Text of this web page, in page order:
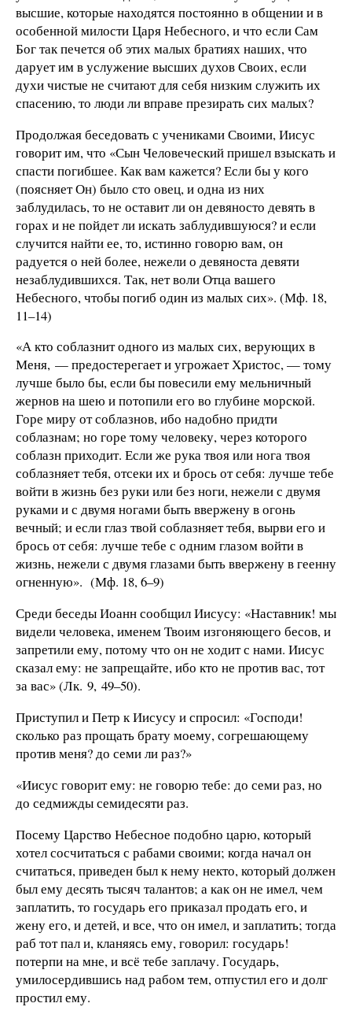
высшие, которые находятся постоянно в общении и в
особенной милости Царя Небесного, и что если Сам
Бог так печется об этих малых братиях наших, что
дарует им в услужение высших духов Своих, если
духи чистые не считают для себя низким служить их
спасению, то люди ли вправе презирать сих малых?
Продолжая беседовать с учениками Своими, Иисус
говорит им, что «Сын Человеческий пришел взыскать и
спасти погибшее. Как вам кажется? Если бы у кого
(поясняет Он) было сто овец, и одна из них
заблудилась, то не оставит ли он девяносто девять в
горах и не пойдет ли искать заблудившуюся? и если
случится найти ее, то, истинно говорю вам, он
радуется о ней более, нежели о девяноста девяти
незаблудившихся. Так, нет воли Отца вашего
Небесного, чтобы погиб один из малых сих». (Мф. 18,
11–14)
«А кто соблазнит одного из малых сих, верующих в
Меня, — предостерегает и угрожает Христос, — тому
лучше было бы, если бы повесили ему мельничный
жернов на шею и потопили его во глубине морской.
Горе миру от соблазнов, ибо надобно придти
соблазнам; но горе тому человеку, через которого
соблазн приходит. Если же рука твоя или нога твоя
соблазняет тебя, отсеки их и брось от себя: лучше тебе
войти в жизнь без руки или без ноги, нежели с двумя
руками и с двумя ногами быть ввержену в огонь
вечный; и если глаз твой соблазняет тебя, вырви его и
брось от себя: лучше тебе с одним глазом войти в
жизнь, нежели с двумя глазами быть ввержену в геенну
огненную». (Мф. 18, 6–9)
Среди беседы Иоанн сообщил Иисусу: «Наставник! мы
видели человека, именем Твоим изгоняющего бесов, и
запретили ему, потому что он не ходит с нами. Иисус
сказал ему: не запрещайте, ибо кто не против вас, тот
за вас» (Лк. 9, 49–50).
Приступил и Петр к Иисусу и спросил: «Господи!
сколько раз прощать брату моему, согрешающему
против меня? до семи ли раз?»
«Иисус говорит ему: не говорю тебе: до семи раз, но
до седмижды семидесяти раз.
Посему Царство Небесное подобно царю, который
хотел сосчитаться с рабами своими; когда начал он
считаться, приведен был к нему некто, который должен
был ему десять тысяч талантов; а как он не имел, чем
заплатить, то государь его приказал продать его, и
жену его, и детей, и все, что он имел, и заплатить; тогда
раб тот пал и, кланяясь ему, говорил: государь!
потерпи на мне, и всё тебе заплачу. Государь,
умилосердившись над рабом тем, отпустил его и долг
простил ему.